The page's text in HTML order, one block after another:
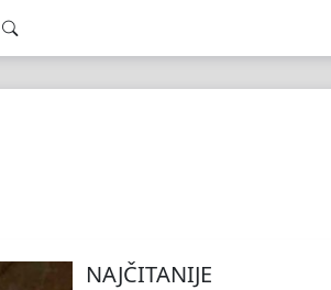
NAJČITANIJE